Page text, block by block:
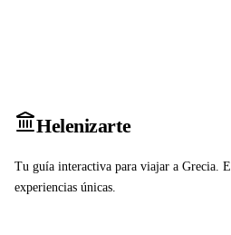
Helenizarte
Tu guía interactiva para viajar a Grecia.
experiencias únicas.